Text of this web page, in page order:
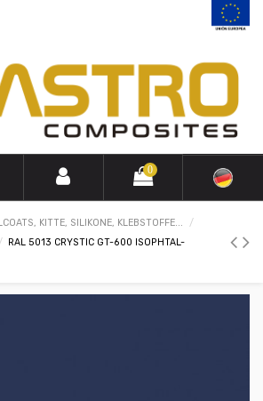
0
KITTE, SILIKONE, KLEBSTOFFE...
RAL 5013 CRYSTIC GT-600 ISOPHTAL-